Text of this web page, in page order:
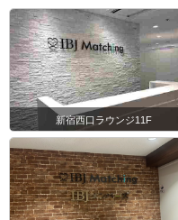
新宿西口ラウンジ11F